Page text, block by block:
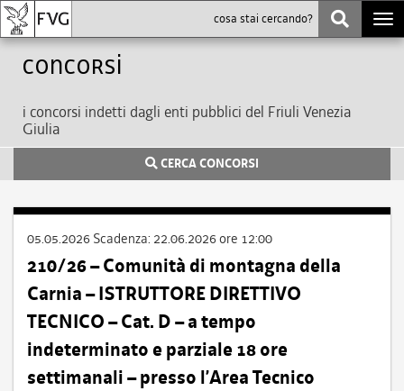
Concorsi
i concorsi indetti dagli enti pubblici del Friuli Venezia
Giulia
CERCA CONCORSI
05.05.2026 Scadenza: 22.06.2026 ore 12:00
210/26 – Comunità di montagna della
Carnia – ISTRUTTORE DIRETTIVO
TECNICO – Cat. D – a tempo
indeterminato e parziale 18 ore
settimanali – presso l’Area Tecnico